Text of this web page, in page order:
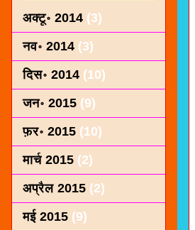
अक्टू॰ 2014 (3)
नव॰ 2014 (3)
दिस॰ 2014 (10)
जन॰ 2015 (9)
फ़र॰ 2015 (10)
मार्च 2015 (2)
अप्रैल 2015 (2)
मई 2015 (9)